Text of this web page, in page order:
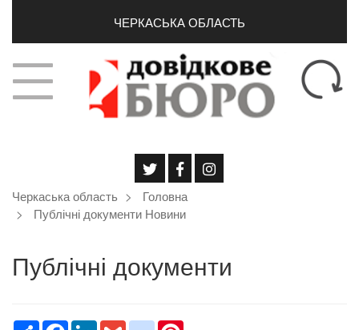
ЧЕРКАСЬКА ОБЛАСТЬ
Черкаська область
Головна
Публічні документи Новини
Публічні документи
РесурсFacebook
LinkedInGmail google_bookmarks